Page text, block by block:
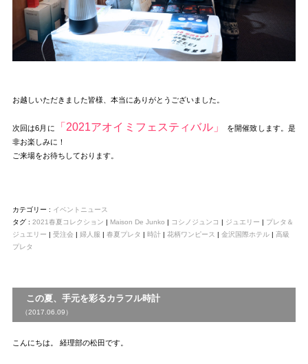
お越しいただきました皆様、本当にありがとうございました。
次回は6月に 「2021アオイミフェスティバル」
を開催致します。是
非お楽しみに！
ご来場をお待ちしております。
カテゴリー : イベントニュース
タグ : 2021春夏コレクション | Maison De Junko | コシノジュンコ | ジュエリー | プレタ＆
ジュエリー | 受注会| 婦人服 | 春夏プレタ | 時計| 花柄ワンピース | 金沢国際ホテル| 高級
プレタ
この夏、手元を彩るカラフル時計
（2017.06.09）
こんにちは。 経理部の松田です。